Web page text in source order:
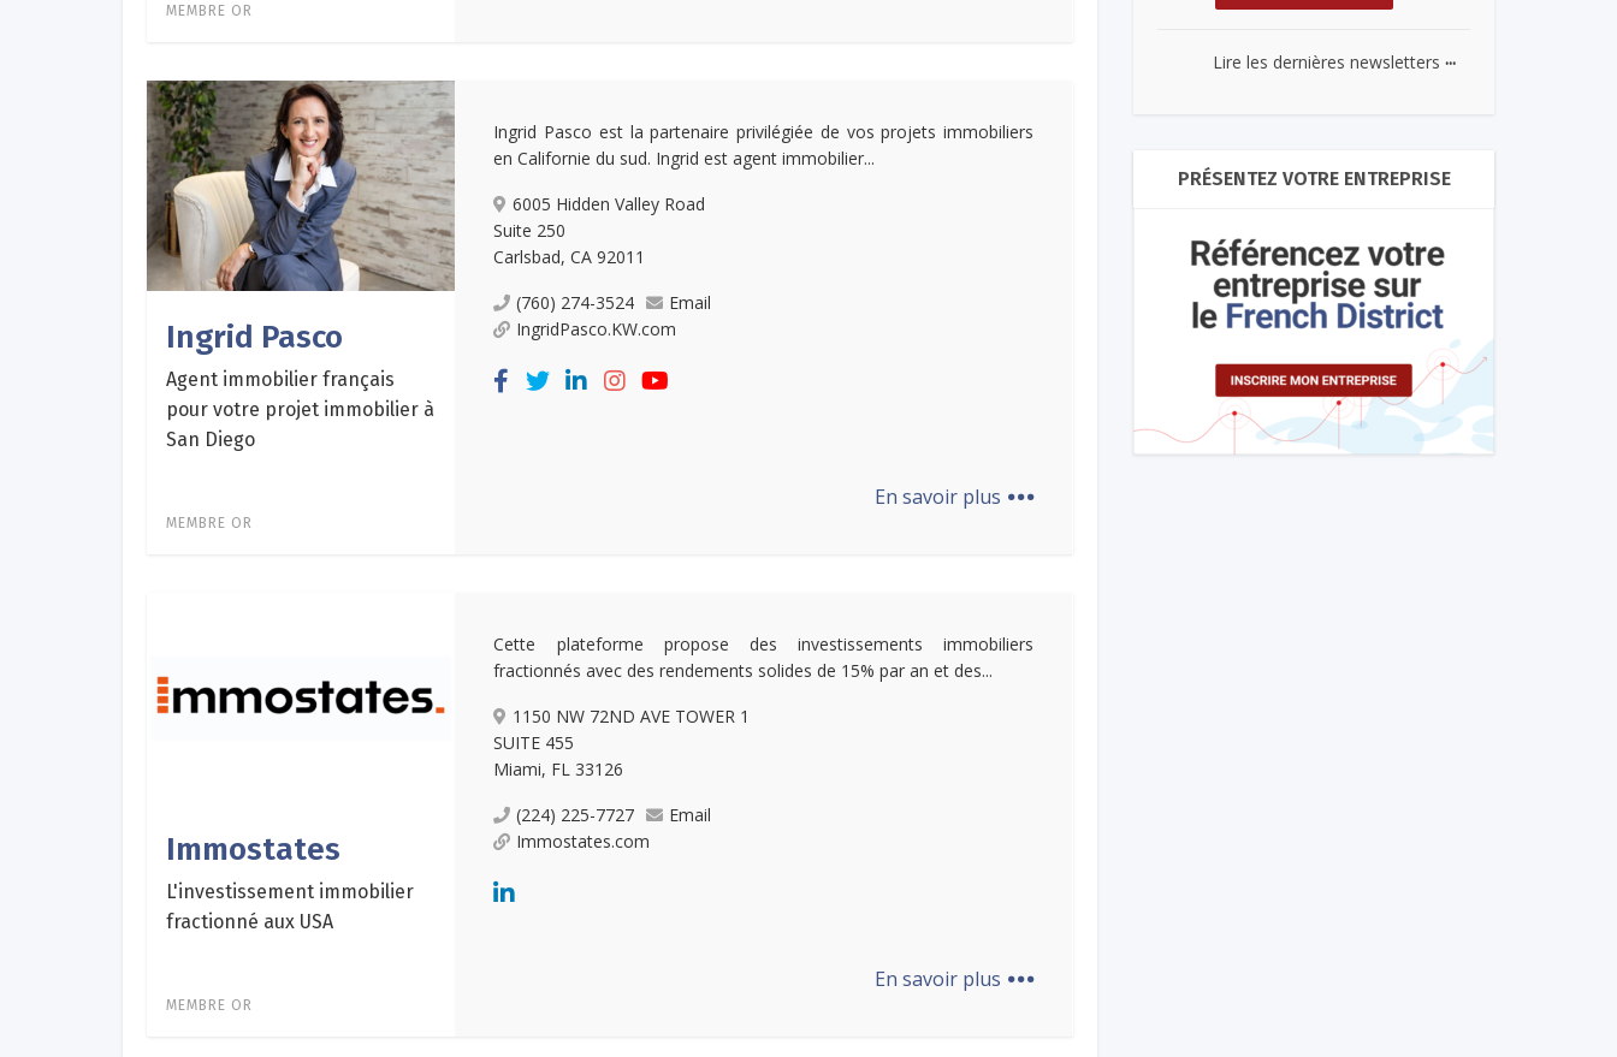
MEMBRE OR
Ingrid Pasco
Agent immobilier français
pour votre projet immobilier à
San Diego
MEMBRE OR
Ingrid Pasco est la partenaire privilégiée de vos projets immobiliers
en Californie du sud. Ingrid est agent immobilier...
6005 Hidden Valley Road
Suite 250
Carlsbad, CA 92011
(760) 274-3524
Email
IngridPasco.KW.com
En savoir plus ...
Immostates
L'investissement immobilier
fractionné aux USA
MEMBRE OR
Cette plateforme propose des investissements immobiliers
fractionnés avec des rendements solides de 15% par an et des...
1150 NW 72ND AVE TOWER 1
SUITE 455
Miami, FL 33126
(224) 225-7727
Email
Immostates.com
En savoir plus ...
Lire les dernières newsletters ...
PRÉSENTEZ VOTRE ENTREPRISE